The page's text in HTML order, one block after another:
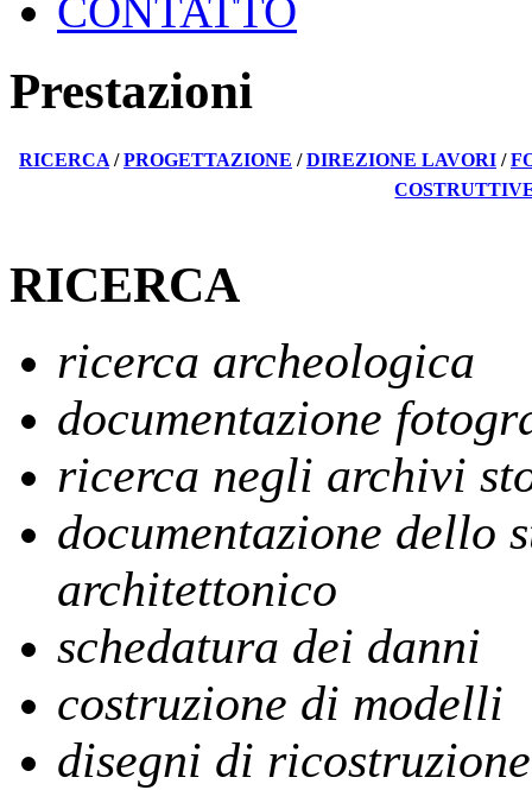
CONTATTO
Prestazioni
RICERCA /PROGETTAZIONE /DIREZIONE LAVORI /
RICERCA
ricerca archeologica
documentazione
ricerca negli archivi
documentazione dello
architettonico
schedatura dei danni
costruzione di modelli
disegni di ricostruzione